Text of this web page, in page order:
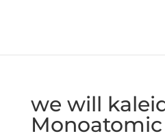
we will
Monoatomic